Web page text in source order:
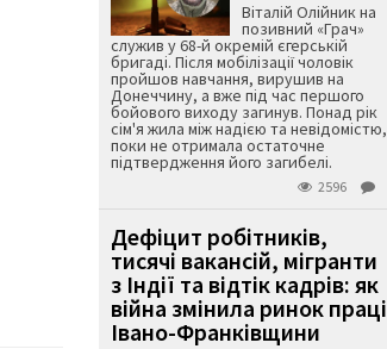
Віталій Олійник на
позивний «Грач»
служив у 68-й окремій єгерській
бригаді. Після мобілізації чоловік
пройшов навчання, вирушив на
Донеччину, а вже під час першого
бойового виходу загинув. Понад рік
сім'я жила між надією та невідомістю,
поки не отримала остаточне
підтвердження його загибелі.
2596
Дефіцит робітників,
тисячі вакансій, мігранти
з Індії та відтік кадрів: як
війна змінила ринок праці
Івано-Франківщини